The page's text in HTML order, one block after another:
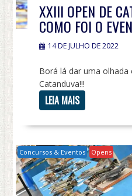
XXIII OPEN DE
COMO FOI O
14 DE JULHO DE 2022
Borá lá dar uma
Catanduva!!!
LEIA MAIS
Concursos & Eventos Opens